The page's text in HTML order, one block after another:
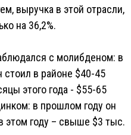
выручка в этой отрасли,
на 36,2%.
с молибденом: в
стоил в районе $40-45
этого года - $55-65
в прошлом году он
этом году – свыше $3 тыс.